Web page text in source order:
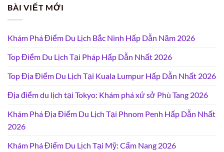
BÀI VIẾT MỚI
Khám Phá Điểm Du Lịch Bắc Ninh Hấp Dẫn Năm 2026
Top Điểm Du Lịch Tại Pháp Hấp Dẫn Nhất 2026
Top Địa Điểm Du Lịch Tại Kuala Lumpur Hấp Dẫn Nhất 2026
Địa điểm du lịch tại Tokyo: Khám phá xứ sở Phù Tang 2026
Khám Phá Địa Điểm Du Lịch Tại Phnom Penh Hấp Dẫn Nhất
2026
Khám Phá Điểm Du Lịch Tại Mỹ: Cẩm Nang 2026